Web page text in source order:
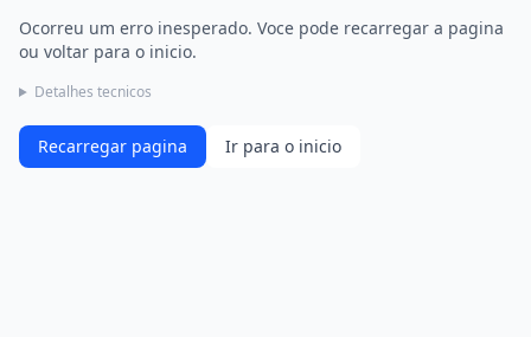
Ocorreu um erro inesperado. Voce pode recarregar a pagina
ou voltar para o inicio.
Detalhes tecnicos
Recarregar pagina Ir para o inicio